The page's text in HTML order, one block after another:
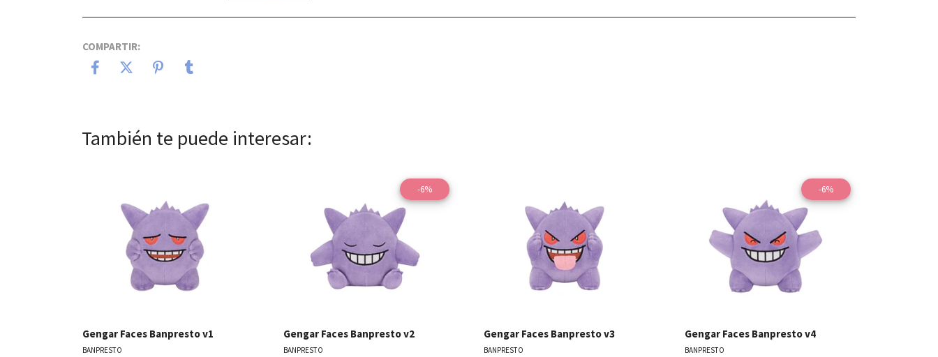
COMPARTIR:
También te puede interesar:
Gengar Faces Banpresto v1
BANPRESTO
-6%
Ver detalles
Gengar Faces Banpresto v2
BANPRESTO
Gengar Faces Banpresto v3
BANPRESTO
-6%
Ver detalles
Gengar Faces Banpresto v4
BANPRESTO